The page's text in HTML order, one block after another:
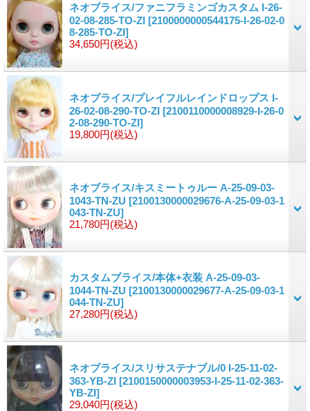
ネオブライス/ファニフラミンゴカスタム I-26-
02-08-285-TO-ZI [2100000000544175-I-26-02-0
8-285-TO-ZI]
34,650円(税込)
ネオブライス/プレイフルレインドロップス I-
26-02-08-290-TO-ZI [2100110000008929-I-26-0
2-08-290-TO-ZI]
19,800円(税込)
ネオブライス/キスミートゥルー A-25-09-03-
1043-TN-ZU [2100130000029676-A-25-09-03-1
043-TN-ZU]
21,780円(税込)
カスタムブライス/本体+衣装 A-25-09-03-
1044-TN-ZU [2100130000029677-A-25-09-03-1
044-TN-ZU]
27,280円(税込)
ネオブライス/スリサステナブル/0 I-25-11-02-
363-YB-ZI [2100150000003953-I-25-11-02-363-
YB-ZI]
29,040円(税込)